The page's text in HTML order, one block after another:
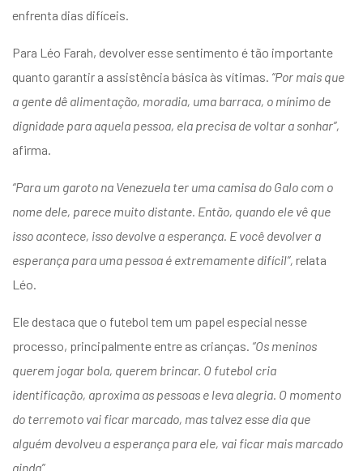
enfrenta dias difíceis.
Para Léo Farah, devolver esse sentimento é tão importante
quanto garantir a assistência básica às vítimas. “Por mais que
a gente dê alimentação, moradia, uma barraca, o mínimo de
dignidade para aquela pessoa, ela precisa de voltar a sonhar”,
afirma.
“Para um garoto na Venezuela ter uma camisa do Galo com o
nome dele, parece muito distante. Então, quando ele vê que
isso acontece, isso devolve a esperança. E você devolver a
esperança para uma pessoa é extremamente difícil”, relata
Léo.
Ele destaca que o futebol tem um papel especial nesse
processo, principalmente entre as crianças. “Os meninos
querem jogar bola, querem brincar. O futebol cria
identificação, aproxima as pessoas e leva alegria. O momento
do terremoto vai ficar marcado, mas talvez esse dia que
alguém devolveu a esperança para ele, vai ficar mais marcado
ainda”.